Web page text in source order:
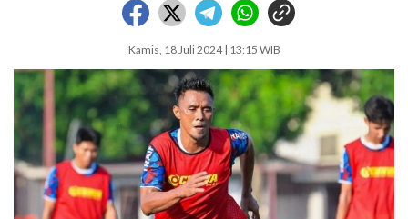
Kamis, 18 Juli 2024 | 13:15 WIB